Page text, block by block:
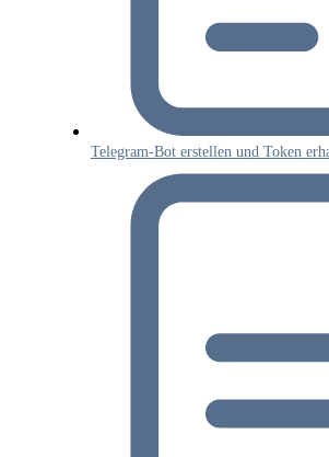
Telegram-Bot erstellen und Token